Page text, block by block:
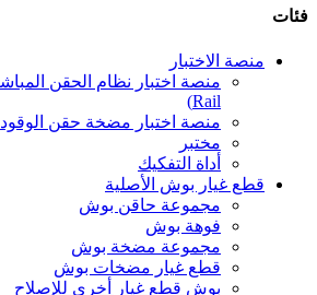
فئات
منصة الاختبار
Rail)
منصة اختبار مضخة حقن الوقود
مختبر
أداة التفكيك
قطع غيار بوش الأصلية
مجموعة حاقن بوش
فوهة بوش
مجموعة مضخة بوش
قطع غيار مضخات بوش
بوش قطع غيار أخرى للإصلاح